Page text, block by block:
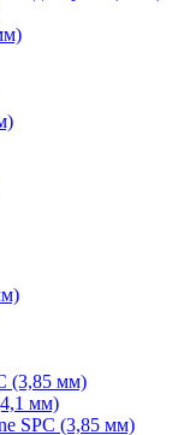
(3,85 мм)
мм)
SPC (3,85 мм)